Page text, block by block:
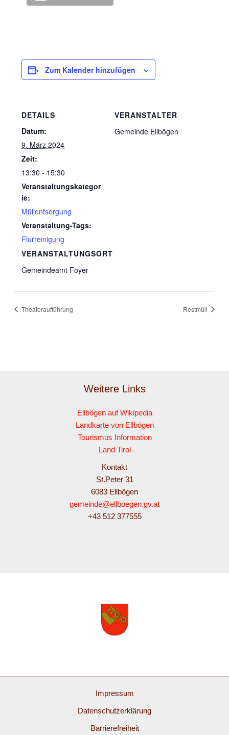
Zum Kalender hinzufügen
DETAILS
Datum:
9. März 2024
Zeit:
13:30 - 15:30
Veranstaltungskategor
ie:
Müllentsorgung
Veranstaltung-Tags:
Flurreinigung
VERANSTALTUNGSORT
Gemeindeamt Foyer
VERANSTALTER
Gemeinde Ellbögen
Theateraufführung Restmüll
Weitere Links
Ellbögen auf Wikipedia
Landkarte von Ellbögen
Tourismus Information
Land Tirol
Kontakt
St.Peter 31
6083 Ellbögen
gemeinde@ellboegen.gv.at
+43 512 377555
Impressum
Datenschutzerklärung
Barrierefreiheit